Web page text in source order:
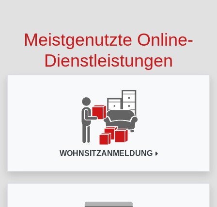
Meistgenutzte Online-
Dienstleistungen
WOHNSITZANMELDUNG